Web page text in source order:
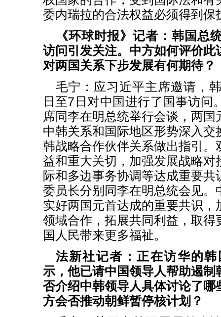
委内瑞拉的合法权益必须得到保
《环球时报》记者：韩国总
访问引发关注。中方如何评价此
对两国关系下步发展有何期待？
毛宁：应习近平主席邀请，
日至7日对中国进行了国事访问
席同李在明总统举行会谈，两
中韩关系和国际地区形势深入交
韩战略合作伙伴关系做出指引。
益和重大关切，加强发展战略对
际和多边事务协调等达成重要
委员长分别同李在明总统会见。
实好两国元首达成的重要共识，
领域合作，拓展共同利益，取得
国人民带来更多福祉。
法新社记者：正在访华的
示，他已请中国领导人帮助遏制
否介绍中韩领导人具体讨论了哪
方会否推动朝鲜暂停核计划？